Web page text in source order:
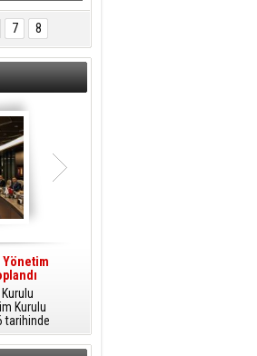
Polis
Kutlandı
7 8
Yönetim
Kurulu
tarihinde
hidrojen teknolojileri alanında yenilikçi
projelere öncülük ediyor.